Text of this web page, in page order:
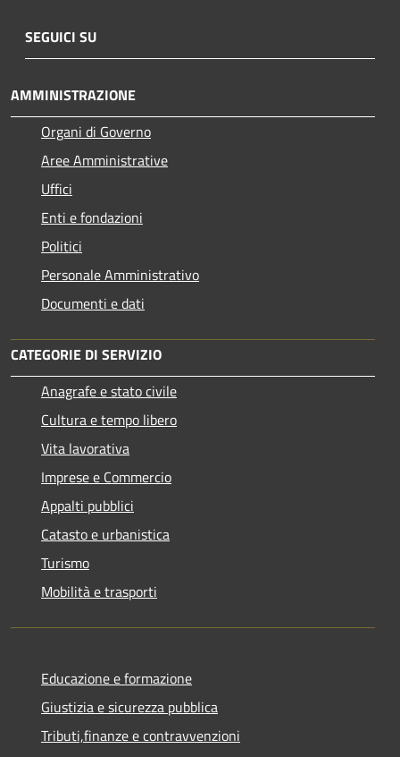
SEGUICI SU
AMMINISTRAZIONE
Organi di Governo
Aree Amministrative
Uffici
Enti e fondazioni
Politici
Personale Amministrativo
Documenti e dati
CATEGORIE DI SERVIZIO
Anagrafe e stato civile
Cultura e tempo libero
Vita lavorativa
Imprese e Commercio
Appalti pubblici
Catasto e urbanistica
Turismo
Mobilità e trasporti
Educazione e formazione
Giustizia e sicurezza pubblica
Tributi,finanze e contravvenzioni